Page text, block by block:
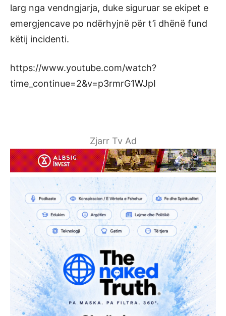
larg nga vendngjarja, duke siguruar se ekipet e
emergjencave po ndërhyjnë për t’i dhënë fund
këtij incidenti.
https://www.youtube.com/watch?
time_continue=2&v=p3rmrG1WJpI
Zjarr Tv Ad